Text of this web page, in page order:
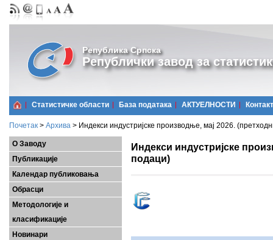
Република Српска
Републички завод за
Статистичке области Базa података АКТУЕЛНОСТИ Контакт
Почетак > Архива > Индекси индустријске производње, мај 2026.
О Заводу
Публикације
Календар публиковања
Обрасци
Методологије и
класификације
Новинари
Индекси индустријске
подаци)